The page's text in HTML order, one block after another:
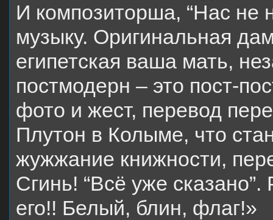
И композиторша, “Нас
музыку. Оригинальная
египетская ваша мать,
постмодерн – это пост-
фото и жест, перевод
Плутон в Колыме, что
жужжание книжности,
Сгинь! “Всё уже
его!! Белый, блин, флаг!»